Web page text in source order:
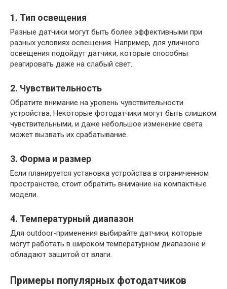
1. Тип освещения
Разные датчики могут быть более эффективными при
разных условиях освещения. Например, для уличного
освещения подойдут датчики, которые способны
реагировать даже на слабый свет.
2. Чувствительность
Обратите внимание на уровень чувствительности
устройства. Некоторые фотодатчики могут быть слишком
чувствительными, и даже небольшое изменение света
может вызвать их срабатывание.
3. Форма и размер
Если планируется установка устройства в ограниченном
пространстве, стоит обратить внимание на компактные
модели.
4. Температурный диапазон
Для outdoor-применения выбирайте датчики, которые
могут работать в широком температурном диапазоне и
обладают защитой от влаги.
Примеры популярных фотодатчиков